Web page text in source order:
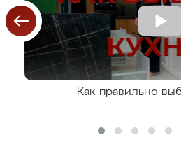
Как правильно